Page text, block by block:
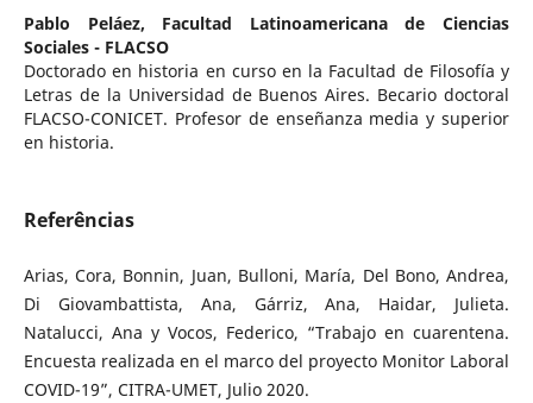
Pablo Peláez, Facultad Latinoamericana de Ciencias
Sociales - FLACSO
Doctorado en historia en curso en la Facultad de Filosofía y
Letras de la Universidad de Buenos Aires. Becario doctoral
FLACSO-CONICET. Profesor de enseñanza media y superior
en historia.
Referências
Arias, Cora, Bonnin, Juan, Bulloni, María, Del Bono, Andrea,
Di Giovambattista, Ana, Gárriz, Ana, Haidar, Julieta.
Natalucci, Ana y Vocos, Federico, “Trabajo en cuarentena.
Encuesta realizada en el marco del proyecto Monitor Laboral
COVID-19”, CITRA-UMET, Julio 2020.